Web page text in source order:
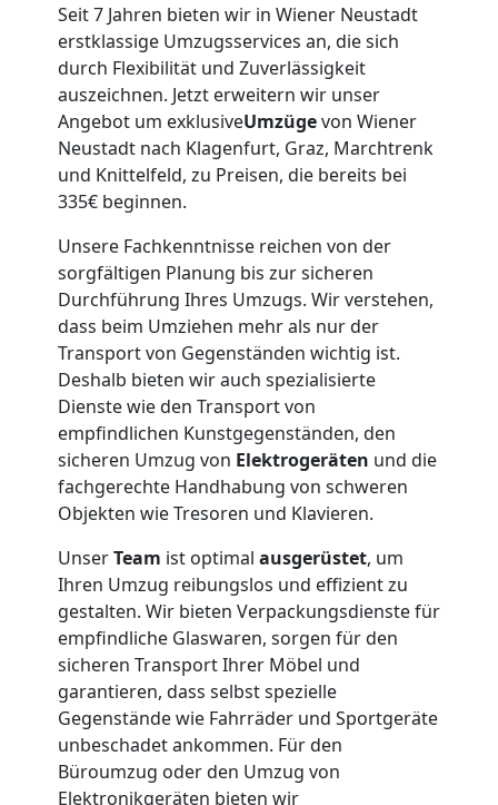
Seit 7 Jahren bieten wir in Wiener Neustadt
erstklassige Umzugsservices an, die sich
durch Flexibilität und Zuverlässigkeit
auszeichnen. Jetzt erweitern wir unser
Angebot um exklusiveUmzügevon Wiener
Neustadt nach Klagenfurt, Graz, Marchtrenk
und Knittelfeld, zu Preisen, die bereits bei
335€ beginnen.
Unsere Fachkenntnisse reichen von der
sorgfältigen Planung bis zur sicheren
Durchführung Ihres Umzugs. Wir verstehen,
dass beim Umziehen mehr als nur der
Transport von Gegenständen wichtig ist.
Deshalb bieten wir auch spezialisierte
Dienste wie den Transport von
empfindlichen Kunstgegenständen, den
sicheren Umzug von Elektrogeräten und die
fachgerechte Handhabung von schweren
Objekten wie Tresoren und Klavieren.
UnserTeam ist optimal ausgerüstet, um
Ihren Umzug reibungslos und effizient zu
gestalten. Wir bieten Verpackungsdienste für
empfindliche Glaswaren, sorgen für den
sicheren Transport Ihrer Möbel und
garantieren, dass selbst spezielle
Gegenstände wie Fahrräder und Sportgeräte
unbeschadet ankommen. Für den
Büroumzug oder den Umzug von
Elektronikgeräten bieten wir